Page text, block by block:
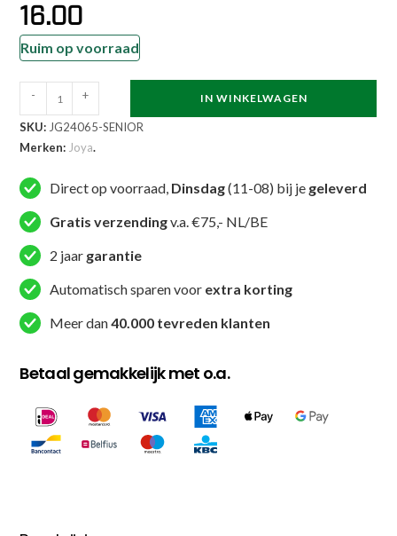
16.00
Ruim op voorraad
Joya
Hawk
Gebitsbeschermer
Dubbele
Laag
Senior
aantal
- + IN WINKELWAGEN
SKU: JG24065-SENIOR
Merken: Joya.
Direct op voorraad, Dinsdag(11-08) bij je geleverd
Gratis verzendingv.a. €75,- NL/BE
2 jaar garantie
Automatisch sparen voor extra korting
Meer dan40.000 tevreden klanten
Betaal gemakkelijk met o.a.